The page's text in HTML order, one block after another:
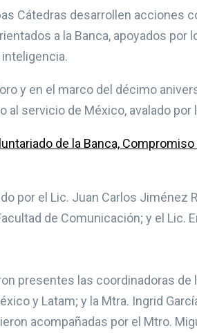
Cátedras desarrollen acciones
a la Banca, apoyados
y en el marco del décimo
al servicio de México, avalado
por el Lic. Juan Carlos Jiménez
de Comunicación; y el Lic.
presentes las coordinadoras de
y Latam; y la Mtra. Ingrid
acompañadas por el Mtro.